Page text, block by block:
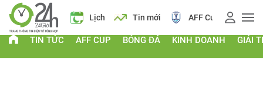
Lịch Tin mới AFF Cup Giá vàng
TIN TỨC AFF CUP BÓNG ĐÁ KINH DOANH GIẢI